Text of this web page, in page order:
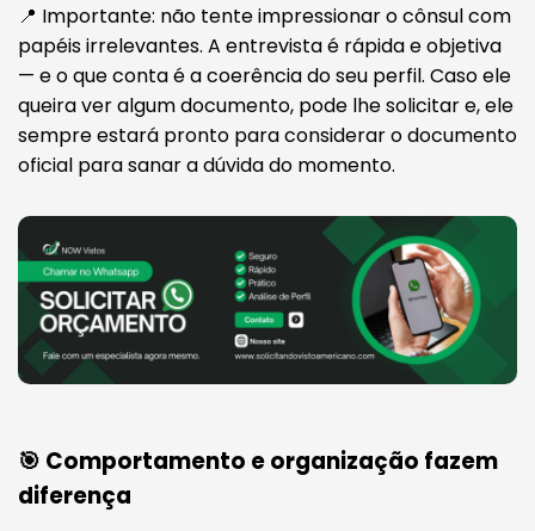
📍 Importante: não tente impressionar o cônsul com
papéis irrelevantes. A entrevista é rápida e objetiva
— e o que conta é a coerência do seu perfil. Caso ele
queira ver algum documento, pode lhe solicitar e, ele
sempre estará pronto para considerar o documento
oficial para sanar a dúvida do momento.
🎯 Comportamento e organização fazem
diferença